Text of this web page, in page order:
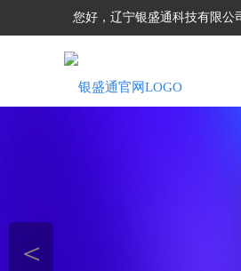
您好，辽宁银盛通科技有限公
＜